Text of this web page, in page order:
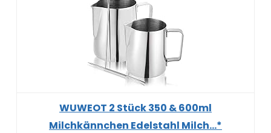
WUWEOT 2 Stück 350 & 600ml
Milchkännchen Edelstahl Milch...*